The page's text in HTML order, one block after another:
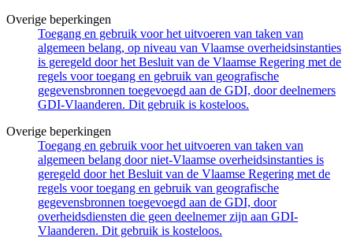
Overige beperkingen
Toegang en gebruik voor het uitvoeren van taken van
algemeen belang, op niveau van Vlaamse overheidsinstanties
is geregeld door het Besluit van de Vlaamse Regering met de
regels voor toegang en gebruik van geografische
gegevensbronnen toegevoegd aan de GDI, door deelnemers
GDI-Vlaanderen. Dit gebruik is kosteloos.
Overige beperkingen
Toegang en gebruik voor het uitvoeren van taken van
algemeen belang door niet-Vlaamse overheidsinstanties is
geregeld door het Besluit van de Vlaamse Regering met de
regels voor toegang en gebruik van geografische
gegevensbronnen toegevoegd aan de GDI, door
overheidsdiensten die geen deelnemer zijn aan GDI-
Vlaanderen. Dit gebruik is kosteloos.